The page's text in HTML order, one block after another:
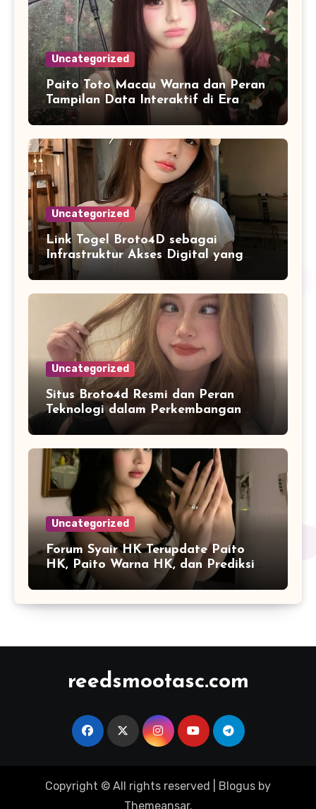
Uncategorized
Paito Toto Macau Warna dan Peran
Tampilan Data Interaktif di Era
Informasi Digital Modern
Uncategorized
Link Togel Broto4D sebagai
Infrastruktur Akses Digital yang
Lebih Stabil dan Cepat
Uncategorized
Situs Broto4d Resmi dan Peran
Teknologi dalam Perkembangan
Platform Online
Uncategorized
Forum Syair HK Terupdate Paito
HK, Paito Warna HK, dan Prediksi
Harian
reedsmootasc.com
Copyright © All rights reserved Blogus by
Themeansar.